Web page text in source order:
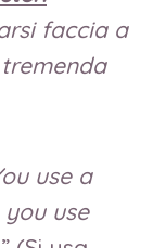
faccia a
use a
use